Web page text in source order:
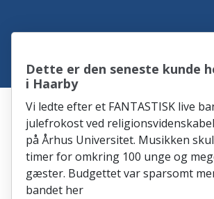
Dette er den seneste kunde
i Haarby
Vi ledte efter et FANTASTISK live
julefrokost ved
på Århus Universitet. Musikken
timer for omkring 100 unge og
gæster. Budgettet var sparsomt
bandet her